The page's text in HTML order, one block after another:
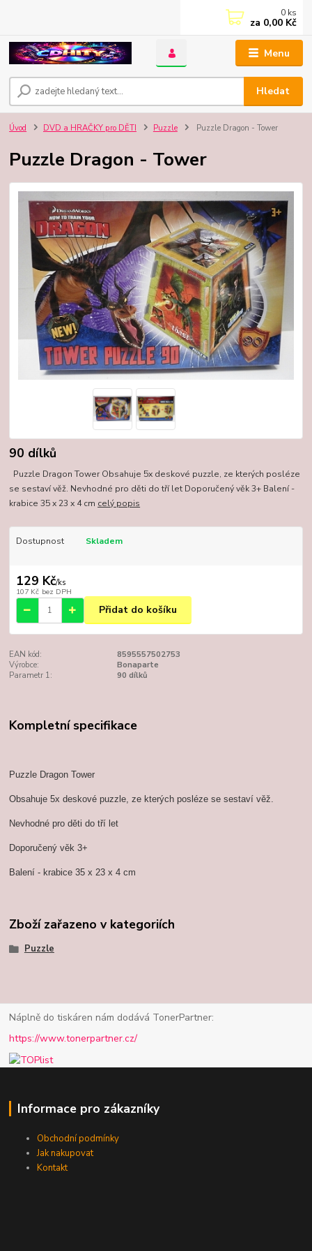
Menu
Hledat
0 ks
za 0,00 Kč
Úvod DVD a HRAČKY pro DĚTI Puzzle Puzzle Dragon - Tower
Puzzle Dragon - Tower
90 dílků
Puzzle Dragon Tower Obsahuje 5x deskové puzzle, ze kterých posléze
se sestaví věž. Nevhodné pro děti do tří let Doporučený věk 3+ Balení -
krabice 35 x 23 x 4 cm celý popis
Dostupnost Skladem
129 Kč/ks
107 Kč bez DPH
Přidat do košíku
EAN kód:
8595557502753
Výrobce:
Bonaparte
Parametr 1:
90 dílků
Kompletní specifikace
Puzzle Dragon Tower
Obsahuje 5x deskové puzzle, ze kterých posléze se sestaví věž.
Nevhodné pro děti do tří let
Doporučený věk 3+
Balení - krabice 35 x 23 x 4 cm
Zboží zařazeno v kategoriích
Puzzle
Náplně do tiskáren nám dodává TonerPartner:
https://www.tonerpartner.cz/
Informace pro zákazníky
Obchodní podmínky
Jak nakupovat
Kontakt